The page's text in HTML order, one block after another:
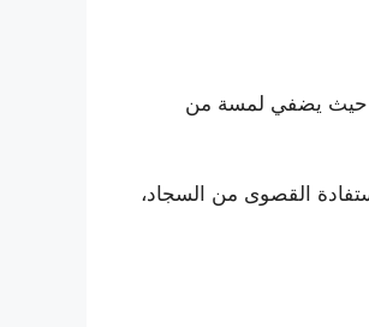
حيث يضفي لمسة من
القصوى من السجاد،